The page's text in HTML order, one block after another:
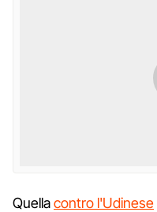
Quellacontro l'Udinese